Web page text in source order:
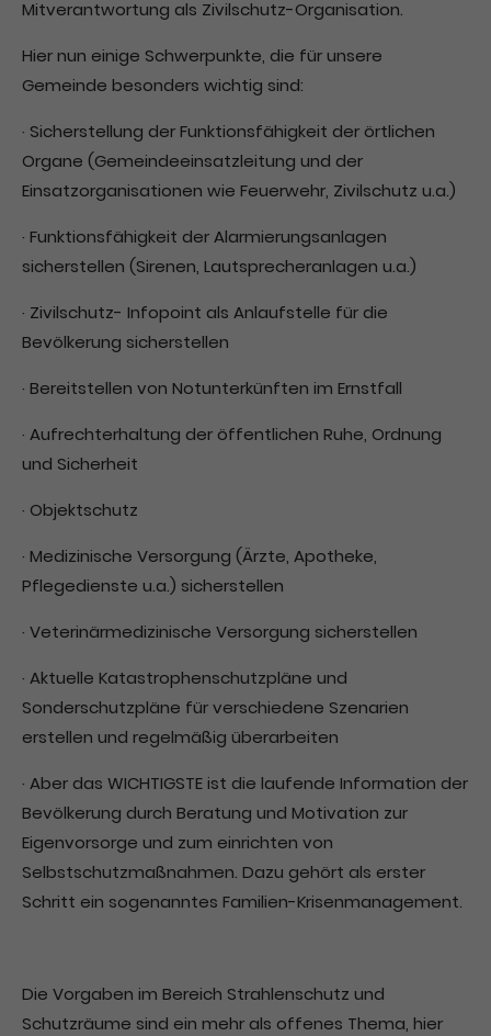
info@yourdomain.com
About us
Lorem ipsum dolor sit amet, consectetuer
adipiscing elit.
Aenean commodo ligula eget dolor. Aenean
massa. Cum sociis natoque penatibus et magnis
Donec quam felis, ultricies nec.
Mitverantwortung als Zivilschutz-Organisation.
Hier nun einige Schwerpunkte, die für unsere
Gemeinde besonders wichtig sind:
· Sicherstellung der Funktionsfähigkeit der örtlichen
Organe (Gemeindeeinsatzleitung und der
Einsatzorganisationen wie Feuerwehr, Zivilschutz u.a.)
· Funktionsfähigkeit der Alarmierungsanlagen
sicherstellen (Sirenen, Lautsprecheranlagen u.a.)
· Zivilschutz- Infopoint als Anlaufstelle für die
Bevölkerung sicherstellen
· Bereitstellen von Notunterkünften im Ernstfall
· Aufrechterhaltung der öffentlichen Ruhe, Ordnung
und Sicherheit
· Objektschutz
· Medizinische Versorgung (Ärzte, Apotheke,
Pflegedienste u.a.) sicherstellen
· Veterinärmedizinische Versorgung sicherstellen
· Aktuelle Katastrophenschutzpläne und
Sonderschutzpläne für verschiedene Szenarien
erstellen und regelmäßig überarbeiten
· Aber das WICHTIGSTE ist die laufende Information der
Bevölkerung durch Beratung und Motivation zur
Eigenvorsorge und zum einrichten von
Selbstschutzmaßnahmen. Dazu gehört als erster
Schritt ein sogenanntes Familien-Krisenmanagement.
Die Vorgaben im Bereich Strahlenschutz und
Schutzräume sind ein mehr als offenes Thema, hier